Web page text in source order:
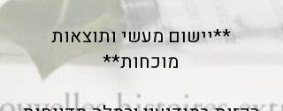
**יישום מעשי ותוצאות
מוכחות**